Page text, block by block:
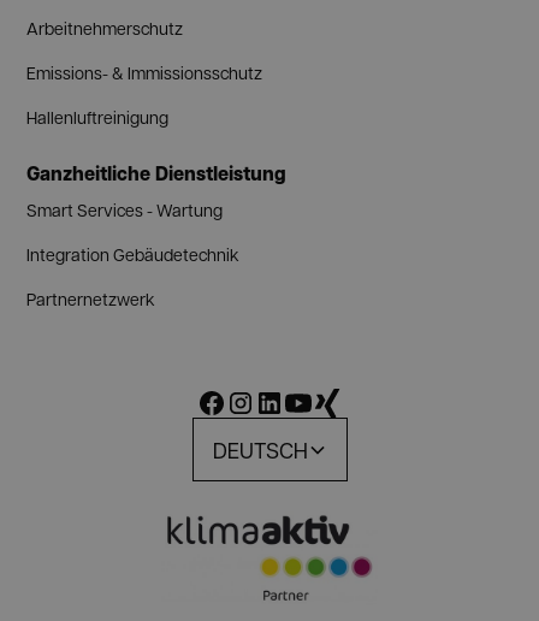
Arbeitnehmerschutz
Emissions- & Immissionsschutz
Hallenluftreinigung
Ganzheitliche Dienstleistung
Smart Services - Wartung
Integration Gebäudetechnik
Partnernetzwerk
DEUTSCH